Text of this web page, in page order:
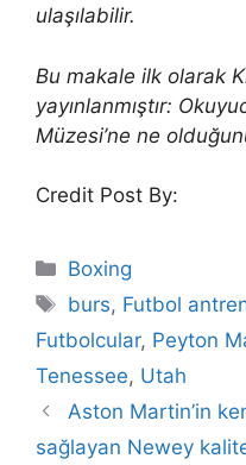
ulaşılabilir.
Bu makale ilk olarak
yayınlanmıştır:
Müzesi’ne ne
Credit Post By:
Categories
Boxing
Tags
burs, Futbol
Futbolcular, Peyton
Tenessee, Utah
Aston Martin’in
sağlayan Newey